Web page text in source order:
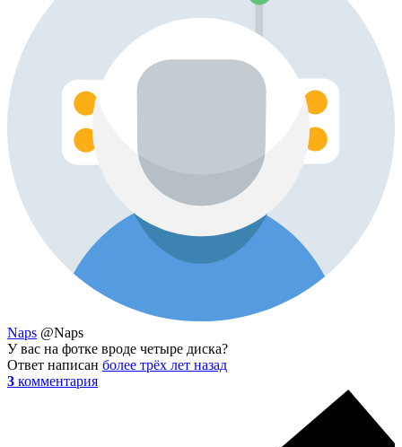
Naps @Naps
У вас на фотке вроде четыре диска?
Ответ написан более трёх лет назад
3 комментария